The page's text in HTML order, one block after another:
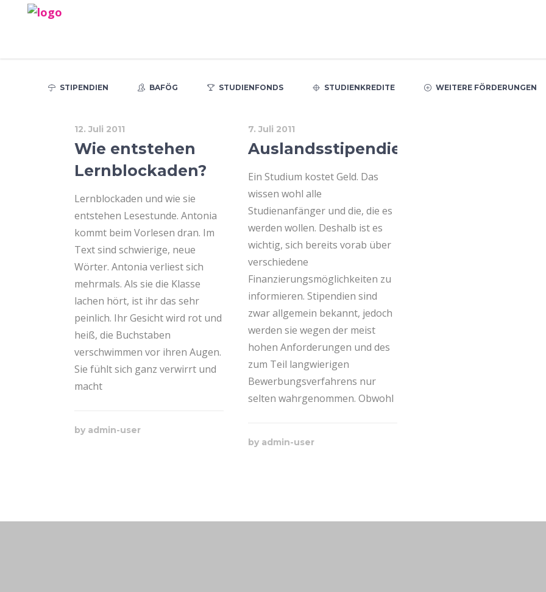
STIPENDIEN BAFÖG STUDIENFONDS STUDIENKREDITE WEITERE FÖRDERUNGEN
12. Juli 2011
Wie entstehen
Lernblockaden?
Lernblockaden und wie sie
entstehen Lesestunde. Antonia
kommt beim Vorlesen dran. Im
Text sind schwierige, neue
Wörter. Antonia verliest sich
mehrmals. Als sie die Klasse
lachen hört, ist ihr das sehr
peinlich. Ihr Gesicht wird rot und
heiß, die Buchstaben
verschwimmen vor ihren Augen.
Sie fühlt sich ganz verwirrt und
macht
by admin-user
7. Juli 2011
Auslandsstipendien
Ein Studium kostet Geld. Das
wissen wohl alle
Studienanfänger und die, die es
werden wollen. Deshalb ist es
wichtig, sich bereits vorab über
verschiedene
Finanzierungsmöglichkeiten zu
informieren. Stipendien sind
zwar allgemein bekannt, jedoch
werden sie wegen der meist
hohen Anforderungen und des
zum Teil langwierigen
Bewerbungsverfahrens nur
selten wahrgenommen. Obwohl
by admin-user